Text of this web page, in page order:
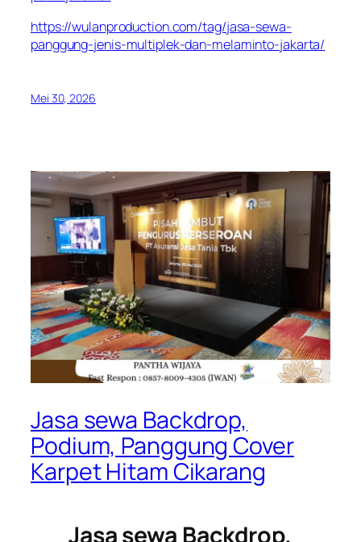
https://wulanproduction.com/tag/jasa-sewa-
panggung-jenis-multiplek-dan-melaminto-jakarta/
Mei 30, 2026
Jasa sewa Backdrop,
Podium, Panggung Cover
Karpet Hitam Cikarang
Jasa sewa Backdrop,